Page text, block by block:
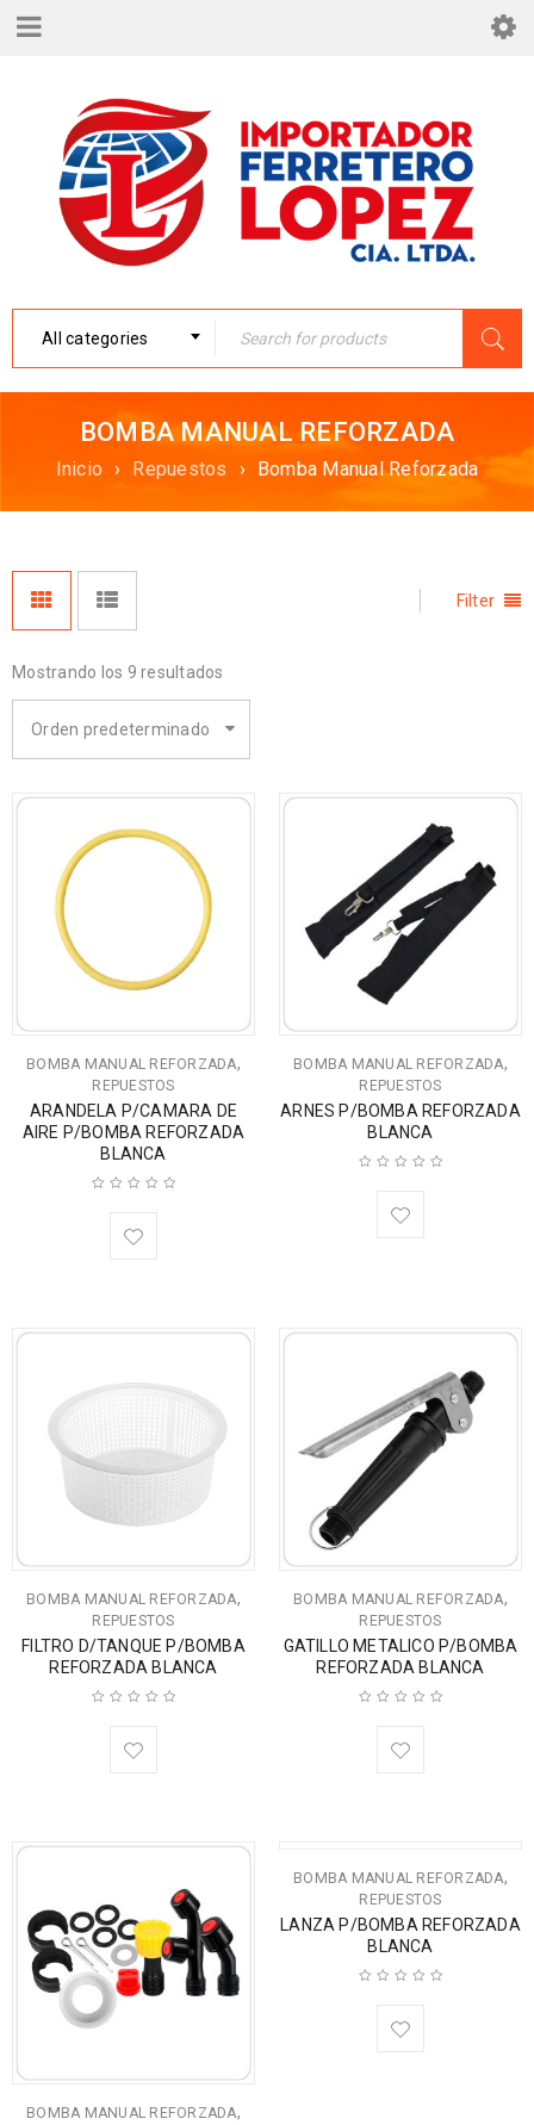
All categories
BOMBA MANUAL REFORZADA
Inicio › Repuestos › Bomba Manual Reforzada
Filter
Mostrando los 9 resultados
Orden predeterminado
BOMBA MANUAL REFORZADA,
REPUESTOS
ARANDELA P/CAMARA DE
AIRE P/BOMBA REFORZADA
BLANCA
BOMBA MANUAL REFORZADA,
REPUESTOS
ARNES P/BOMBA REFORZADA
BLANCA
BOMBA MANUAL REFORZADA,
REPUESTOS
FILTRO D/TANQUE P/BOMBA
REFORZADA BLANCA
BOMBA MANUAL REFORZADA,
REPUESTOS
GATILLO METALICO P/BOMBA
REFORZADA BLANCA
BOMBA MANUAL REFORZADA,
BOMBA MANUAL REFORZADA,
REPUESTOS
LANZA P/BOMBA REFORZADA
BLANCA